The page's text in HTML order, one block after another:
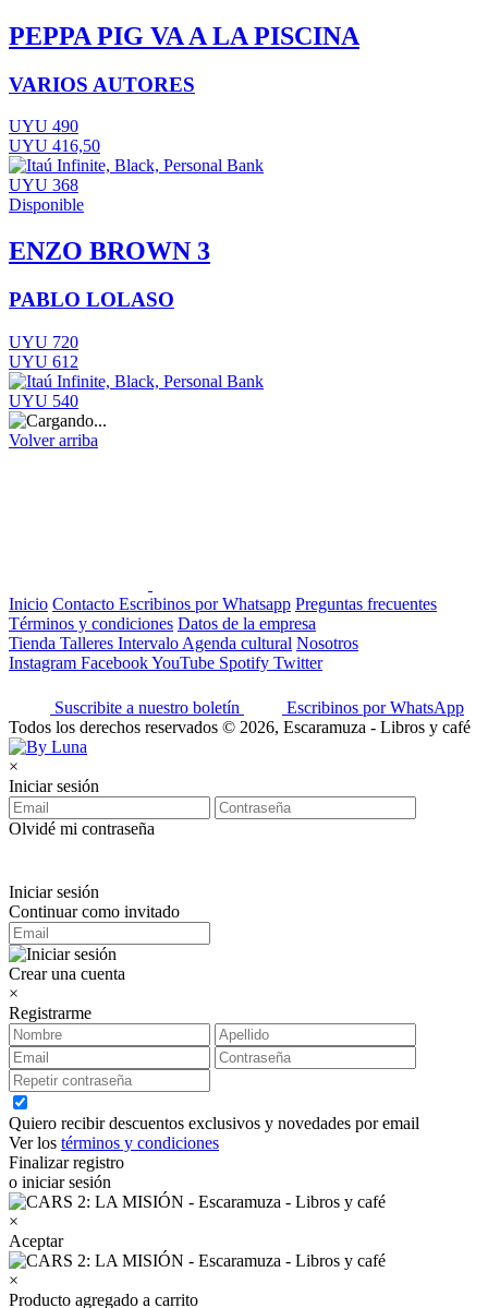
PEPPA PIG VA A LA PISCINA
VARIOS AUTORES
UYU 490
UYU 416,50
UYU 368
Disponible
ENZO BROWN 3
PABLO LOLASO
UYU 720
UYU 612
UYU 540
Volver arriba
Inicio Contacto Escribinos por Whatsapp Preguntas frecuentes
Términos y condiciones Datos de la empresa
Tienda Talleres Intervalo Agenda cultural Nosotros
Instagram FacebookYouTube Spotify Twitter
Suscribite a nuestro boletín
Escribinos por WhatsApp
Todos los derechos reservados © 2026, Escaramuza - Libros y café
×
Iniciar sesión
Olvidé mi contraseña
Iniciar sesión
Continuar como invitado
Crear una cuenta
×
Registrarme
Quiero recibir descuentos exclusivos y novedades por email
Ver los términos y condiciones
Finalizar registro
o iniciar sesión
×
Aceptar
×
Producto agregado a carrito